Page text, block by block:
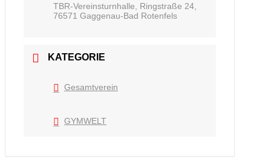
TBR-Vereinsturnhalle, Ringstraße 24,
76571 Gaggenau-Bad Rotenfels
KATEGORIE
Gesamtverein
GYMWELT